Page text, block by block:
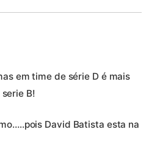
em time de série D é mais
B!
David Batista esta na